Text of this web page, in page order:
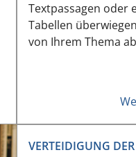
Textpassagen oder
Tabellen
von Ihrem Thema
VERTEIDIGUNG